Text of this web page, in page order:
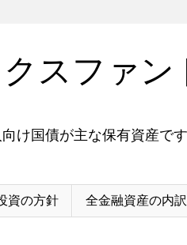
スファン
け国債が主な保有資産で
資の方針 全金融資産の内訳